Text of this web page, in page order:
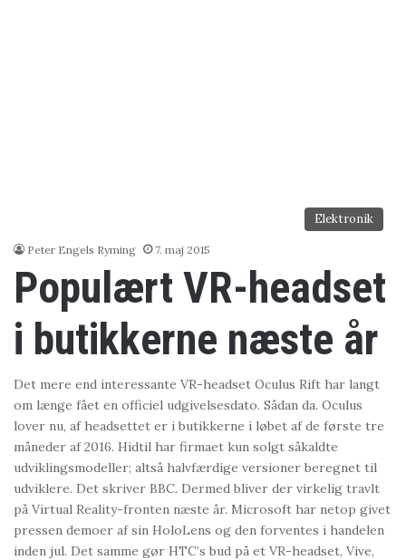
Elektronik
Peter Engels Ryming 7. maj 2015
Populært VR-headset
i butikkerne næste år
Det mere end interessante VR-headset Oculus Rift har langt
om længe fået en officiel udgivelsesdato. Sådan da. Oculus
lover nu, af headsettet er i butikkerne i løbet af de første tre
måneder af 2016. Hidtil har firmaet kun solgt såkaldte
udviklingsmodeller; altså halvfærdige versioner beregnet til
udviklere. Det skriver BBC. Dermed bliver der virkelig travlt
på Virtual Reality-fronten næste år. Microsoft har netop givet
pressen demoer af sin HoloLens og den forventes i handelen
inden jul. Det samme gør HTC’s bud på et VR-headset, Vive,